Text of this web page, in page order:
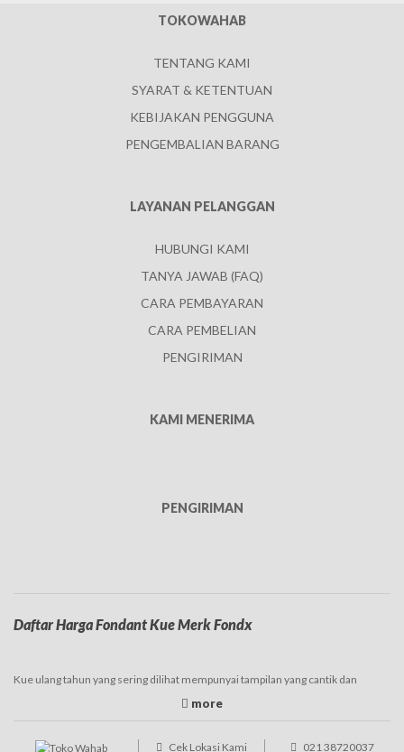
TOKOWAHAB
TENTANG KAMI
SYARAT & KETENTUAN
KEBIJAKAN PENGGUNA
PENGEMBALIAN BARANG
LAYANAN PELANGGAN
HUBUNGI KAMI
TANYA JAWAB (FAQ)
CARA PEMBAYARAN
CARA PEMBELIAN
PENGIRIMAN
KAMI MENERIMA
PENGIRIMAN
Daftar Harga Fondant Kue Merk Fondx
Kue ulang tahun yang sering dilihat mempunyai tampilan yang cantik dan
hiasan yang digunakan pada kue. Fondant sendiri merupakan jenis adonan yang
tart, kue kering, dan juga manisan. Jenis fondant ada dua yaitu fondant icing dan
Cek Lokasi Kami 021 38720037